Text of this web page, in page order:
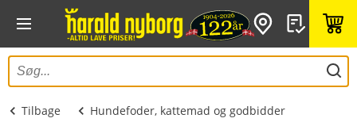
Tilbage Hundefoder, kattemad og godbidder